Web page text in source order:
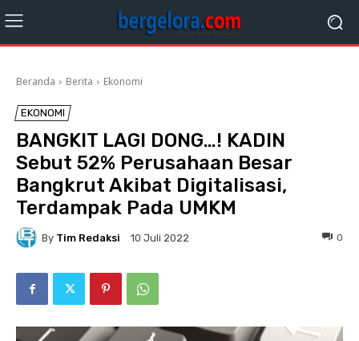
Beranda Berita Ekonomi
EKONOMI
BANGKIT LAGI DONG…! KADIN
Sebut 52% Perusahaan Besar
Bangkrut Akibat Digitalisasi,
Terdampak Pada UMKM
By Tim Redaksi 10 Juli 2022 0